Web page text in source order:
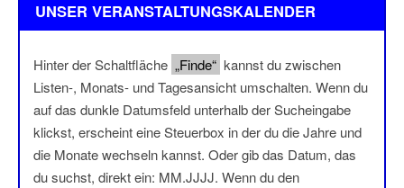
UNSER VERANSTALTUNGSKALENDER
Hinter der Schaltfläche „Finde“ kannst du zwischen
Listen-, Monats- und Tagesansicht umschalten. Wenn du
auf das dunkle Datumsfeld unterhalb der Sucheingabe
klickst, erscheint eine Steuerbox in der du die Jahre und
die Monate wechseln kannst. Oder gib das Datum, das
du suchst, direkt ein: MM.JJJJ. Wenn du den